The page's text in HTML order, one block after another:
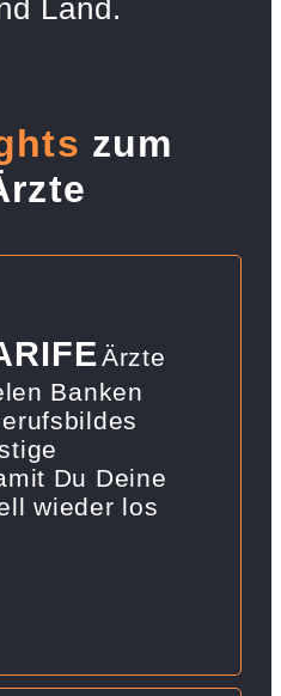
Land.
zum
Ärzte
Banken
Du Deine
wieder los